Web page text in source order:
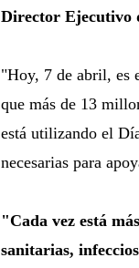
Director Ejecutivo
"Hoy, 7 de abril, es
que más de 13
está utilizando el
necesarias para
"Cada vez está
sanitarias,